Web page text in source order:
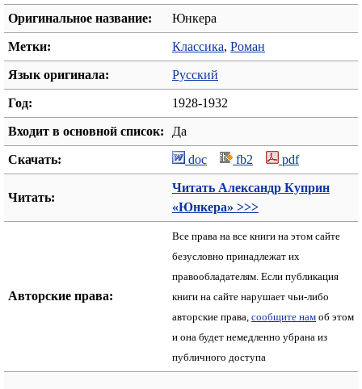
Оригинальное название: Юнкера
Метки: Классика, Роман
Язык оригинала: Русский
Год: 1928-1932
Входит в основной список: Да
Скачать: doc fb2 pdf
Читать:
Читать Александр Куприн
«Юнкера» >>>
Авторские права:
Все права на все книги на этом сайте
безусловно принадлежат их
правообладателям. Если публикация
книги на сайте нарушает чьи-либо
авторские права, сообщите нам об этом
и она будет немедленно убрана из
публичного доступа